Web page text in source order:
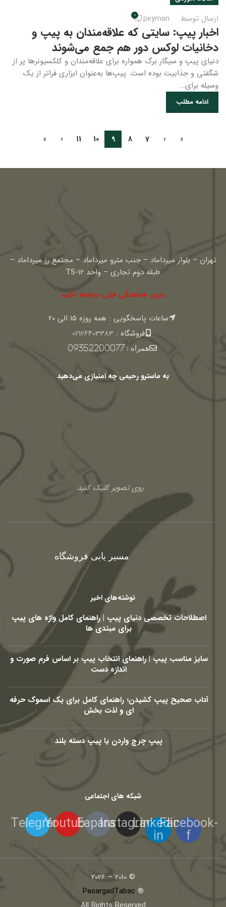
ارسال توسط peyman
0
اخبار پیپ: سایتی که علاقه‌مندان به پیپ و
دخانیات لوکس دور هم جمع می‌شوند
دنیای پیپ و سیگار برگ همواره برای علاقه‌مندان و کلکسیونرها پر از
شگفتی و جذابیت بوده است. پیپ‌ها به‌عنوان ابزاری فراتر از یک
وسیله برای...
ادامه مطلب
«
‹
7
8
9
10
11
›
»
تهران – بلوار میرداماد – جنب مترو میرداماد – مجتمع رز میرداماد –
طبقه دوم تجاری – واحد TS-12
بدون هماهنگی قبلی مراجعه نکنید
ساعات پاسخگویی : همه روزه 15 الی 20
فروشگاه : 02126403383
همراه :09352200077
به ماسترو رحیمی چه امتیازی می‌دهید
روی تصویر کلیک کنید
مسیر یابی فروشگاه
نوشته‌های اخیر
اصطلاحات تخصصی دنیای پیپ | راهنمای کامل واژه های پیپ
برای مبتدی ها
سایز مناسب پیپ | راهنمای انتخاب پیپ بر اساس فرم صورت و
اندازه دست
آداب صحیح پیپ کشیدن؛ راهنمای کامل برای یک اسموک حرفه
ای و لذت بخش
پیپ چرچ واردن یا پیپ دسته بلند
شبکه های اجتماعی
Facebook-
f
Linkedin-
in
Instagram
Eaparat
Youtube
Telegram
© 2010 – 2026
®
PasargadTabac